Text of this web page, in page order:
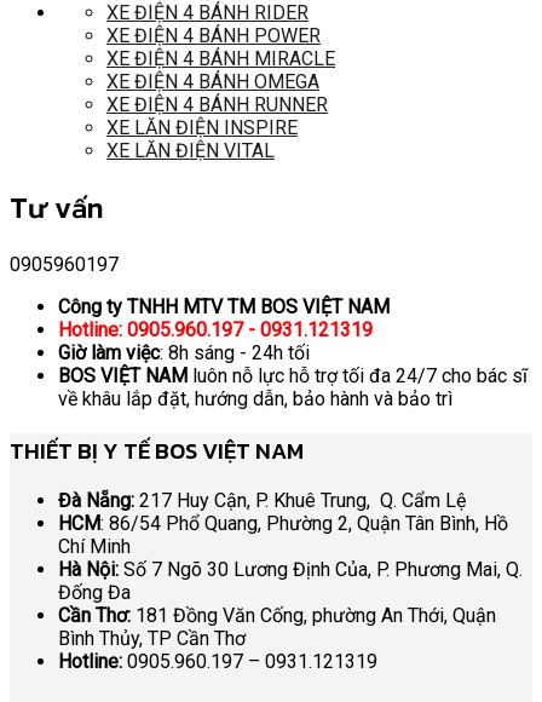
XE ĐIỆN 4 BÁNH RIDER
XE ĐIỆN 4 BÁNH POWER
XE ĐIỆN 4 BÁNH MIRACLE
XE ĐIỆN 4 BÁNH OMEGA
XE ĐIỆN 4 BÁNH RUNNER
XE LĂN ĐIỆN INSPIRE
XE LĂN ĐIỆN VITAL
Tư vấn
0905960197
Công ty TNHH MTV TM BOS VIỆT NAM
Hotline: 0905.960.197 - 0931.121319
Giờ làm việc: 8h sáng - 24h tối
BOS VIỆT NAM luôn nỗ lực hỗ trợ tối đa 24/7 cho bác sĩ
về khâu lắp đặt, hướng dẫn, bảo hành và bảo trì
THIẾT BỊ Y TẾ BOS VIỆT NAM
Đà Nẵng: 217 Huy Cận, P. Khuê Trung, Q. Cẩm Lệ
HCM: 86/54 Phổ Quang, Phường 2, Quận Tân Bình, Hồ
Chí Minh
Hà Nội: Số 7 Ngõ 30 Lương Định Của, P. Phương Mai, Q.
Đống Đa
Cần Thơ: 181 Đồng Văn Cống, phường An Thới, Quận
Bình Thủy, TP Cần Thơ
Hotline: 0905.960.197 – 0931.121319